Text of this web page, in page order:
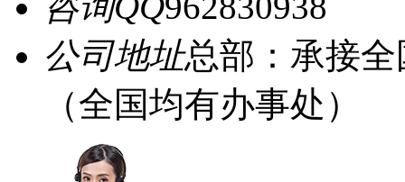
公司地址总部：承接
（全国均有办事处）